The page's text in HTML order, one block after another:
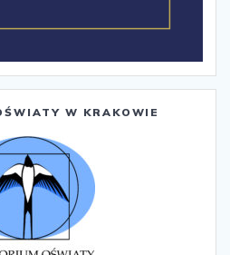
W KRAKOWIE